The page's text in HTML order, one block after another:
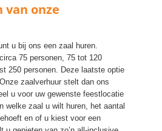
van onze
u bij ons een zaal huren.
75 personen, 75 tot 120
250 personen. Deze laatste optie
zaalverhuur stelt dan ons
u voor uw gewenste feestlocatie
welke zaal u wilt huren, het aantal
en of u kiest voor een